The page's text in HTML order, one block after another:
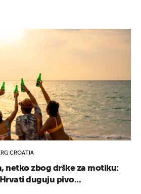
CROATIA
netko zbog drške za motiku:
Hrvati duguju pivo...